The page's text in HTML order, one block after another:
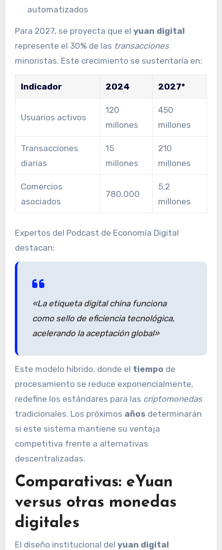
automatizados
Para 2027, se proyecta que el yuan digital
represente el 30% de las transacciones
minoristas. Este crecimiento se sustentaría en:
Indicador 2024 2027*
Usuarios activos
120
millones
450
millones
Transacciones
diarias
15
millones
210
millones
Comercios
asociados
780.000
5,2
millones
Expertos del Podcast de Economía Digital
destacan:
«La etiqueta digital chinafunciona
como sello de eficiencia tecnológica,
acelerando la aceptación global»
Este modelo híbrido, donde el tiempo de
procesamiento se reduce exponencialmente,
redefine los estándares para las criptomonedas
tradicionales. Los próximos años determinarán
si este sistema mantiene su ventaja
competitiva frente a alternativas
descentralizadas.
Comparativas: eYuan
versus otras monedas
digitales
El diseño institucional del yuan digital